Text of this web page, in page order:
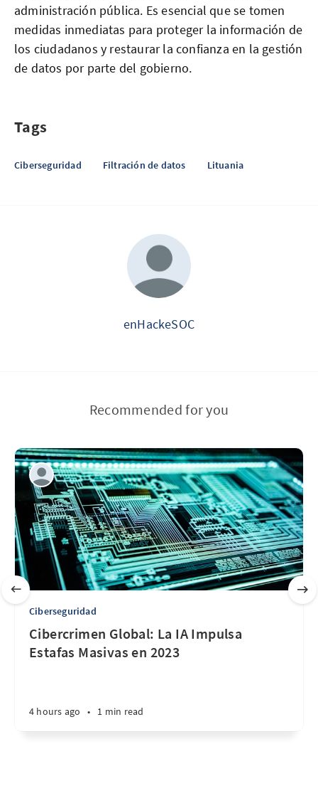
administración pública. Es esencial que se tomen
medidas inmediatas para proteger la información de
los ciudadanos y restaurar la confianza en la gestión
de datos por parte del gobierno.
Tags
Ciberseguridad Filtración de datos Lituania
enHackeSOC
Recommended for you
Ciberseguridad
Cibercrimen Global: La IA Impulsa
Estafas Masivas en 2023
4 hours ago • 1 min read